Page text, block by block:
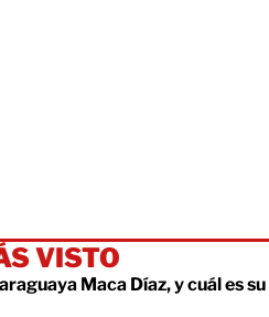
VISTO
Maca Díaz, y cuál es su